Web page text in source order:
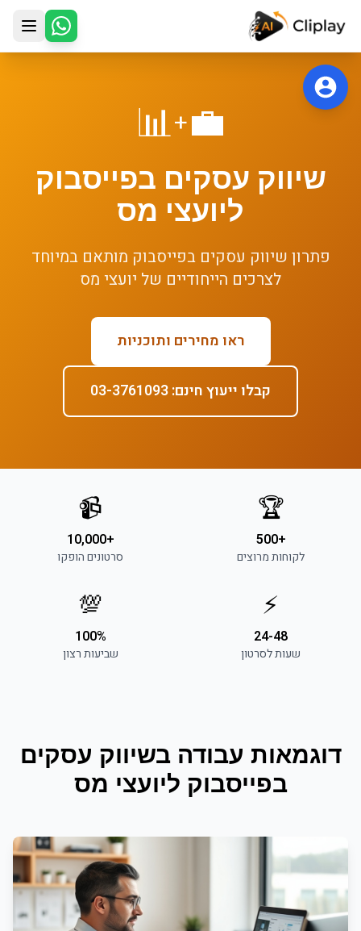
דלג לתוכן הראשי
💼
+
📊
שיווק עסקים בפייסבוק
ליועצי מס
פתרון שיווק עסקים בפייסבוק מותאם במיוחד
לצרכים הייחודיים של יועצי מס
ראו מחירים ותוכניות
קבלו ייעוץ חינם: 03-3761093
🏆
+500
לקוחות מרוצים
📹
+10,000
סרטונים הופקו
⚡
24-48
שעות לסרטון
💯
100%
שביעות רצון
דוגמאות עבודה בשיווק עסקים
בפייסבוק ליועצי מס